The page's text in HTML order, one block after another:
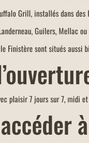
Grill, installés dans
Guilers, Mellac
Finistère sont situés
plaisir 7 jours sur 7, midi